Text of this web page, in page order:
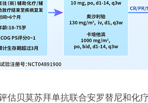
估贝莫苏拜单抗联合安罗替尼和化